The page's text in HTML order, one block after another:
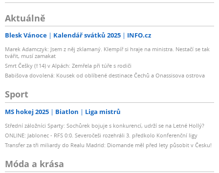
Aktuálně
Blesk Vánoce Kalendář svátků 2025 INFO.cz
Marek Adamczyk: Jsem z něj zklamaný. Klempíř si hraje na ministra. Nestačí se tak
tvářit, musí zamakat
Smrt Češky (†14) v Alpách: Zemřela při túře s rodiči
Babišova dovolená: Kousek od oblíbené destinace Čechů a Onassisova ostrova
Sport
MS hokej 2025 Biatlon Liga mistrů
Střední záložníci Sparty: Sochůrek bojuje s konkurencí, udrží se na Letné Hollý?
ONLINE: Jablonec - RFS 0:0. Severočeši rozehráli 3. předkolo Konferenční ligy
Transfer za tři miliardy do Realu Madrid: Diomande měl před lety působit v Česku!
Móda a krása